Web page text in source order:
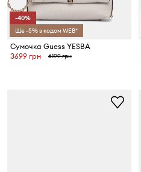
-40%
Ще -5% з кодом WEB*
Сумочка Guess YESBA
3699 грн
6199 грн